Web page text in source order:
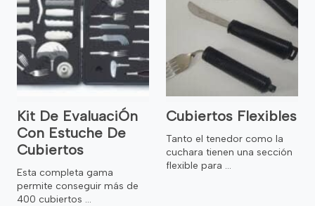
Kit De EvaluaciÓn
Con Estuche De
Cubiertos
Esta completa gama
permite conseguir más de
400 cubiertos ...
Cubiertos Flexibles
Tanto el tenedor como la
cuchara tienen una sección
flexible para ...